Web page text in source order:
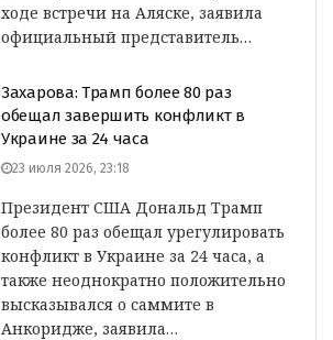
ходе встречи на Аляске, заявила
официальный представитель…
Захарова: Трамп более 80 раз
обещал завершить конфликт в
Украине за 24 часа
23 июля 2026, 23:18
Президент США Дональд Трамп
более 80 раз обещал урегулировать
конфликт в Украине за 24 часа, а
также неоднократно положительно
высказывался о саммите в
Анкоридже, заявила…